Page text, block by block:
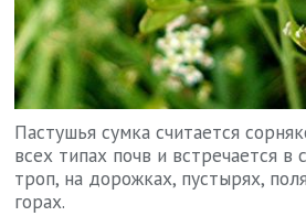
Пастушья сумка считается
всех типах почв и встречается в
троп, на дорожках, пустырях,
горах.